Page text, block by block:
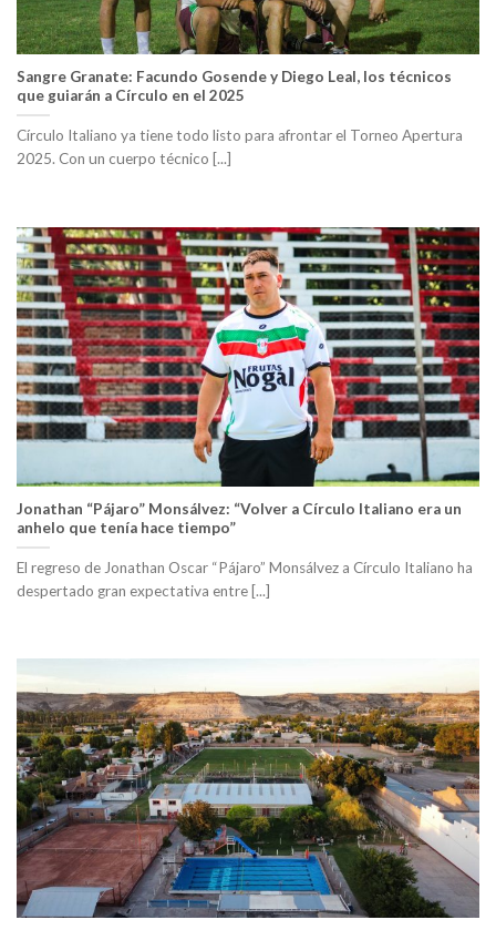
Sangre Granate: Facundo Gosende y Diego Leal, los técnicos
que guiarán a Círculo en el 2025
Círculo Italiano ya tiene todo listo para afrontar el Torneo Apertura
2025. Con un cuerpo técnico [...]
Jonathan “Pájaro” Monsálvez: “Volver a Círculo Italiano era un
anhelo que tenía hace tiempo”
El regreso de Jonathan Oscar “Pájaro” Monsálvez a Círculo Italiano ha
despertado gran expectativa entre [...]